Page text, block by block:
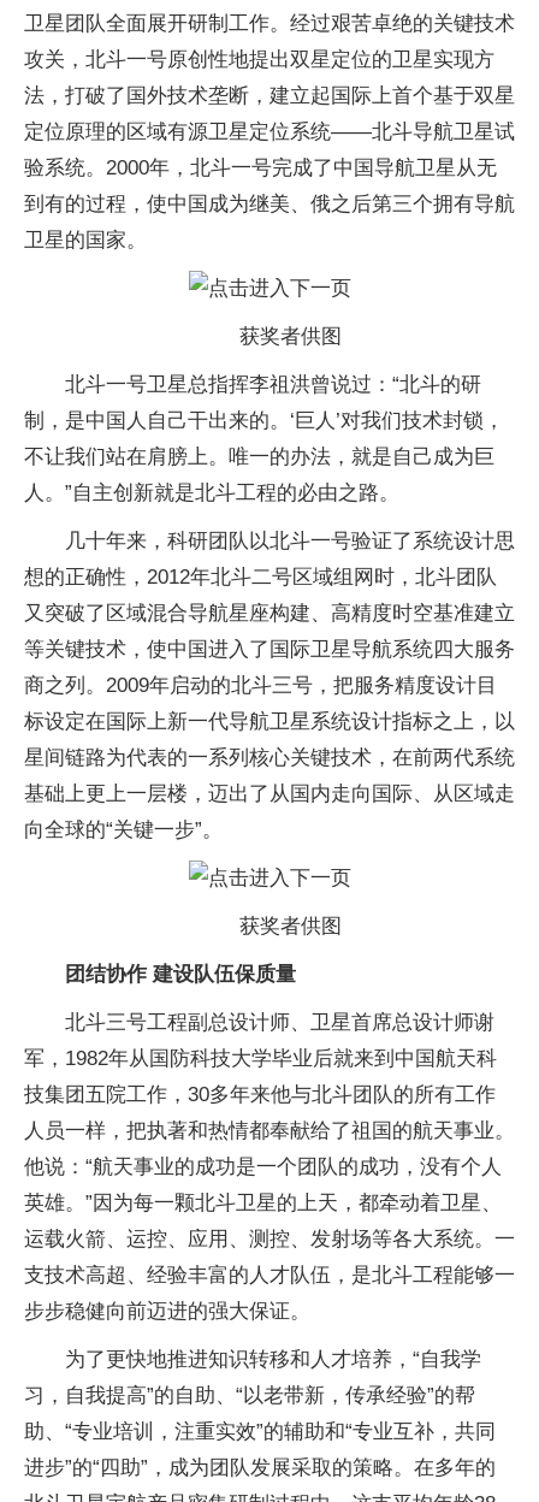
卫星团队全面展开研制工作。经过艰苦卓绝的关键技术
攻关，北斗一号原创性地提出双星定位的卫星实现方
法，打破了国外技术垄断，建立起国际上首个基于双星
定位原理的区域有源卫星定位系统——北斗导航卫星试
验系统。2000年，北斗一号完成了中国导航卫星从无
到有的过程，使中国成为继美、俄之后第三个拥有导航
卫星的国家。
获奖者供图
北斗一号卫星总指挥李祖洪曾说过：“北斗的研
制，是中国人自己干出来的。‘巨人’对我们技术封锁，
不让我们站在肩膀上。唯一的办法，就是自己成为巨
人。”自主创新就是北斗工程的必由之路。
几十年来，科研团队以北斗一号验证了系统设计思
想的正确性，2012年北斗二号区域组网时，北斗团队
又突破了区域混合导航星座构建、高精度时空基准建立
等关键技术，使中国进入了国际卫星导航系统四大服务
商之列。2009年启动的北斗三号，把服务精度设计目
标设定在国际上新一代导航卫星系统设计指标之上，以
星间链路为代表的一系列核心关键技术，在前两代系统
基础上更上一层楼，迈出了从国内走向国际、从区域走
向全球的“关键一步”。
获奖者供图
团结协作 建设队伍保质量
北斗三号工程副总设计师、卫星首席总设计师谢
军，1982年从国防科技大学毕业后就来到中国航天科
技集团五院工作，30多年来他与北斗团队的所有工作
人员一样，把执著和热情都奉献给了祖国的航天事业。
他说：“航天事业的成功是一个团队的成功，没有个人
英雄。”因为每一颗北斗卫星的上天，都牵动着卫星、
运载火箭、运控、应用、测控、发射场等各大系统。一
支技术高超、经验丰富的人才队伍，是北斗工程能够一
步步稳健向前迈进的强大保证。
为了更快地推进知识转移和人才培养，“自我学
习，自我提高”的自助、“以老带新，传承经验”的帮
助、“专业培训，注重实效”的辅助和“专业互补，共同
进步”的“四助”，成为团队发展采取的策略。在多年的